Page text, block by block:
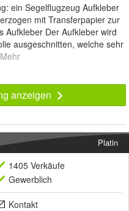
ein Segelflugzeug Aufkleber
mit Transferpapier zur
Aufkleber Der Aufkleber wird
ausgeschnitten, welche sehr
anzeigen
Platin
1405 Verkäufe
Gewerblich
Kontakt